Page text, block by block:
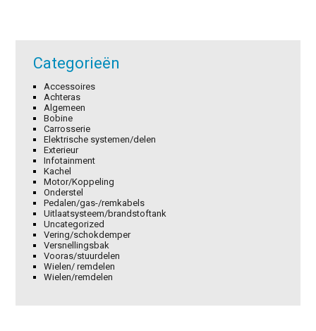
Categorieën
Accessoires
Achteras
Algemeen
Bobine
Carrosserie
Elektrische systemen/delen
Exterieur
Infotainment
Kachel
Motor/Koppeling
Onderstel
Pedalen/gas-/remkabels
Uitlaatsysteem/brandstoftank
Uncategorized
Vering/schokdemper
Versnellingsbak
Vooras/stuurdelen
Wielen/ remdelen
Wielen/remdelen